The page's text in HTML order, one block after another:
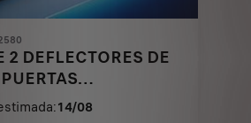
2 DEFLECTORES DE
14/08